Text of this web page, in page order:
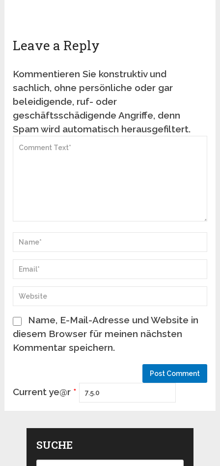
Leave a Reply
Kommentieren Sie konstruktiv und
sachlich, ohne persönliche oder gar
beleidigende, ruf- oder
geschäftsschädigende Angriffe, denn
Spam wird automatisch herausgefiltert.
Name, E-Mail-Adresse und Website in
diesem Browser für meinen nächsten
Kommentar speichern.
Current ye@r *
SUCHE